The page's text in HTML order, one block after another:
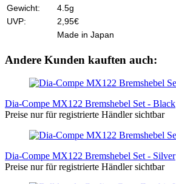
Gewicht:
4.5g
UVP:
2,95€
Made in Japan
Andere Kunden kauften auch:
Dia-Compe MX122 Bremshebel Set - Black
Preise nur für registrierte Händler sichtbar
Dia-Compe MX122 Bremshebel Set - Silver
Preise nur für registrierte Händler sichtbar